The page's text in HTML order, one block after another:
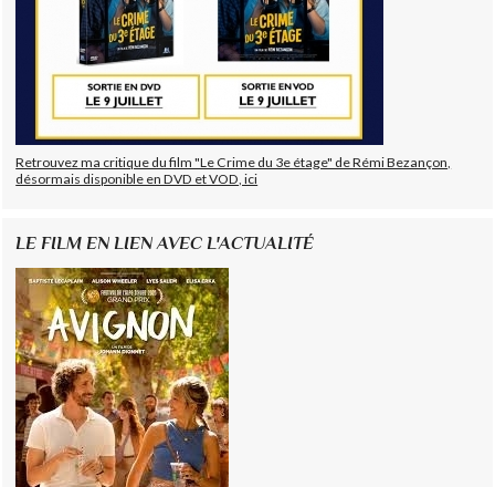
Retrouvez ma critique du film "Le Crime du 3e étage" de Rémi Bezançon,
désormais disponible en DVD et VOD, ici
LE FILM EN LIEN AVEC L'ACTUALITÉ